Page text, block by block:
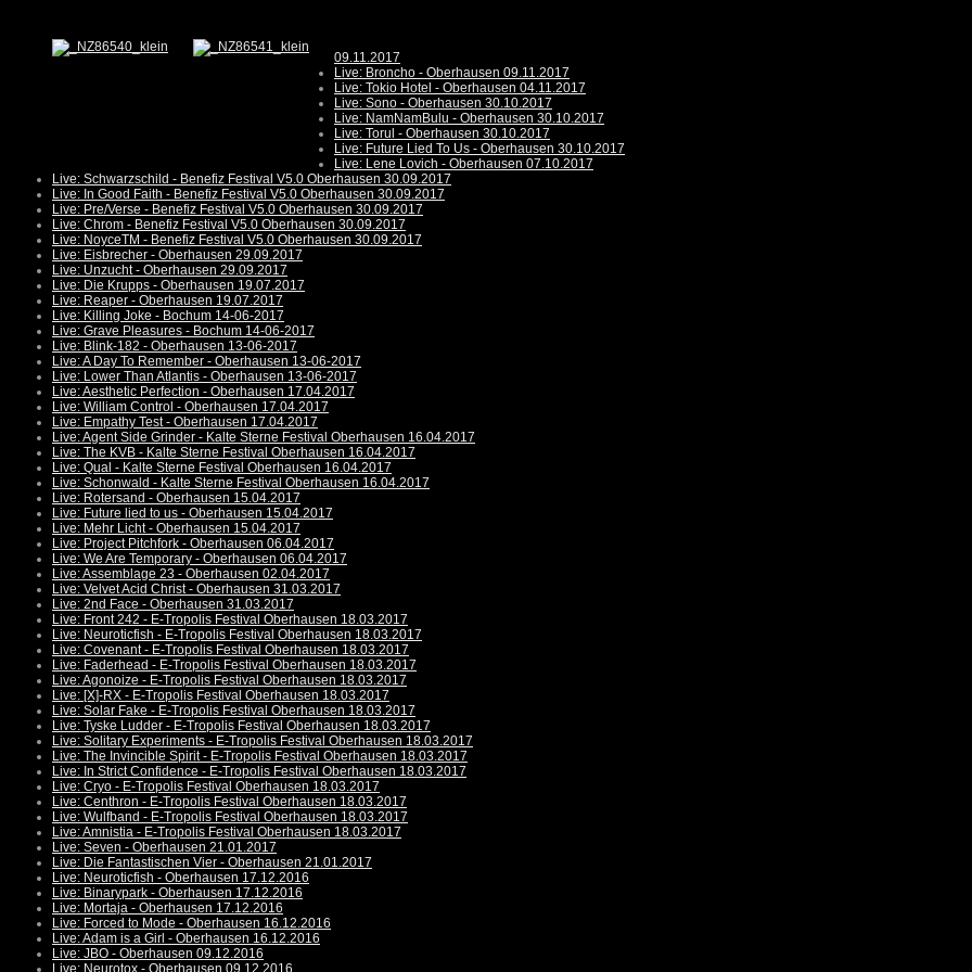
09.11.2017
Live: Broncho - Oberhausen 09.11.2017
Live: Tokio Hotel - Oberhausen 04.11.2017
Live: Sono - Oberhausen 30.10.2017
Live: NamNamBulu - Oberhausen 30.10.2017
Live: Torul - Oberhausen 30.10.2017
Live: Future Lied To Us - Oberhausen 30.10.2017
Live: Lene Lovich - Oberhausen 07.10.2017
Live: Schwarzschild - Benefiz Festival V5.0 Oberhausen 30.09.2017
Live: In Good Faith - Benefiz Festival V5.0 Oberhausen 30.09.2017
Live: Pre/Verse - Benefiz Festival V5.0 Oberhausen 30.09.2017
Live: Chrom - Benefiz Festival V5.0 Oberhausen 30.09.2017
Live: NoyceTM - Benefiz Festival V5.0 Oberhausen 30.09.2017
Live: Eisbrecher - Oberhausen 29.09.2017
Live: Unzucht - Oberhausen 29.09.2017
Live: Die Krupps - Oberhausen 19.07.2017
Live: Reaper - Oberhausen 19.07.2017
Live: Killing Joke - Bochum 14-06-2017
Live: Grave Pleasures - Bochum 14-06-2017
Live: Blink-182 - Oberhausen 13-06-2017
Live: A Day To Remember - Oberhausen 13-06-2017
Live: Lower Than Atlantis - Oberhausen 13-06-2017
Live: Aesthetic Perfection - Oberhausen 17.04.2017
Live: William Control - Oberhausen 17.04.2017
Live: Empathy Test - Oberhausen 17.04.2017
Live: Agent Side Grinder - Kalte Sterne Festival Oberhausen 16.04.2017
Live: The KVB - Kalte Sterne Festival Oberhausen 16.04.2017
Live: Qual - Kalte Sterne Festival Oberhausen 16.04.2017
Live: Schonwald - Kalte Sterne Festival Oberhausen 16.04.2017
Live: Rotersand - Oberhausen 15.04.2017
Live: Future lied to us - Oberhausen 15.04.2017
Live: Mehr Licht - Oberhausen 15.04.2017
Live: Project Pitchfork - Oberhausen 06.04.2017
Live: We Are Temporary - Oberhausen 06.04.2017
Live: Assemblage 23 - Oberhausen 02.04.2017
Live: Velvet Acid Christ - Oberhausen 31.03.2017
Live: 2nd Face - Oberhausen 31.03.2017
Live: Front 242 - E-Tropolis Festival Oberhausen 18.03.2017
Live: Neuroticfish - E-Tropolis Festival Oberhausen 18.03.2017
Live: Covenant - E-Tropolis Festival Oberhausen 18.03.2017
Live: Faderhead - E-Tropolis Festival Oberhausen 18.03.2017
Live: Agonoize - E-Tropolis Festival Oberhausen 18.03.2017
Live: [X]-RX - E-Tropolis Festival Oberhausen 18.03.2017
Live: Solar Fake - E-Tropolis Festival Oberhausen 18.03.2017
Live: Tyske Ludder - E-Tropolis Festival Oberhausen 18.03.2017
Live: Solitary Experiments - E-Tropolis Festival Oberhausen 18.03.2017
Live: The Invincible Spirit - E-Tropolis Festival Oberhausen 18.03.2017
Live: In Strict Confidence - E-Tropolis Festival Oberhausen 18.03.2017
Live: Cryo - E-Tropolis Festival Oberhausen 18.03.2017
Live: Centhron - E-Tropolis Festival Oberhausen 18.03.2017
Live: Wulfband - E-Tropolis Festival Oberhausen 18.03.2017
Live: Amnistia - E-Tropolis Festival Oberhausen 18.03.2017
Live: Seven - Oberhausen 21.01.2017
Live: Die Fantastischen Vier - Oberhausen 21.01.2017
Live: Neuroticfish - Oberhausen 17.12.2016
Live: Binarypark - Oberhausen 17.12.2016
Live: Mortaja - Oberhausen 17.12.2016
Live: Forced to Mode - Oberhausen 16.12.2016
Live: Adam is a Girl - Oberhausen 16.12.2016
Live: JBO - Oberhausen 09.12.2016